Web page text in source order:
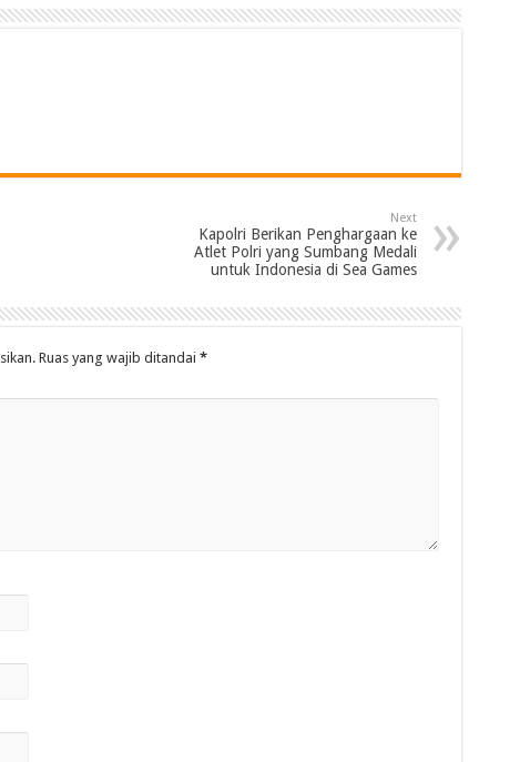
Next
Kapolri Berikan Penghargaan ke
Atlet Polri yang Sumbang Medali
untuk Indonesia di Sea Games
Ruas yang wajib ditandai *